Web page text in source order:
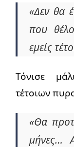
«Δεν θα
που
εμείς
Τόνισε
τέτοιων
«Θα
μήνες…